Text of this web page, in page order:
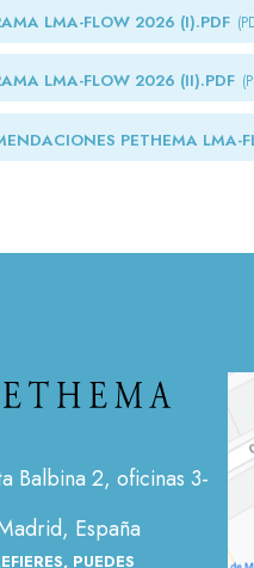
LMA-FLOW 2026 (I).PDF
LMA-FLOW 2026 (II).PDF
PETHEMA LMA-
Balbina 2, oficinas 3-
España
PUEDES